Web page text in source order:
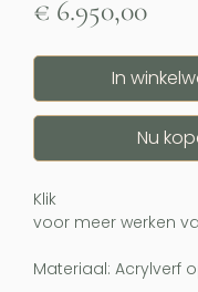
€ 6.950,00Prijs
In
Nu
Klik
voor meer werken
Materiaal: Acrylverf